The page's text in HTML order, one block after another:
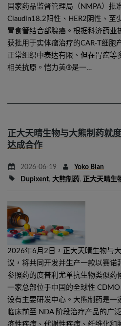
国家药品监督管理局（NMPA）批
Claudin18.2阳性、HER2阴性、至
胃食管结合部腺癌。根据科济药
获批用于实体瘤治疗的CAR-T细胞
正常组织中表达有限、但在胃癌等
相关抗原。恺力美®是一…
正大天晴生物与大熊制药就
达成合作
2026-06-19
Yoko Bian
Dupixent, 大熊制药, 正大天晴生
2026年6月2日，正大天晴生物与
议，将共同开发并生产一款以赛诺
参照药的度普利尤单抗生物类似药
一家总部位于中国的全球性
设有主要研发中心。大熊制药是一
临床前至 NDA 阶段治疗产品的广
疫性疾病、代谢性疾病、纤维化和